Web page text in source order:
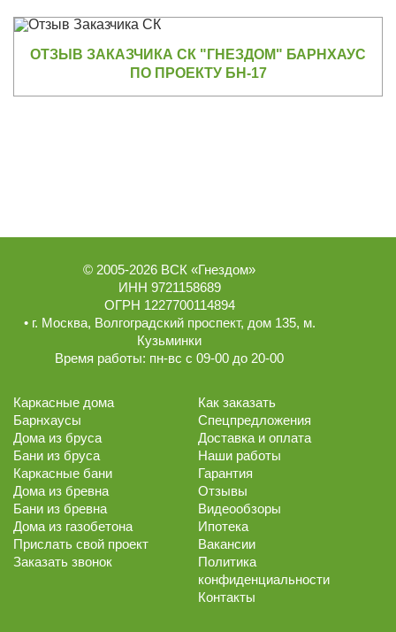
ОТЗЫВ ЗАКАЗЧИКА СК "ГНЕЗДОМ" БАРНХАУС
ПО ПРОЕКТУ БН-17
© 2005-2026 ВСК «Гнездом»
ИНН 9721158689
ОГРН 1227700114894
• г. Москва, Волгоградский проспект, дом 135, м.
Кузьминки
Время работы: пн-вс с 09-00 до 20-00
Каркасные дома
Барнхаусы
Дома из бруса
Бани из бруса
Каркасные бани
Дома из бревна
Бани из бревна
Дома из газобетона
Прислать свой проект
Заказать звонок
Как заказать
Спецпредложения
Доставка и оплата
Наши работы
Гарантия
Отзывы
Видеообзоры
Ипотека
Вакансии
Политика
конфиденциальности
Контакты